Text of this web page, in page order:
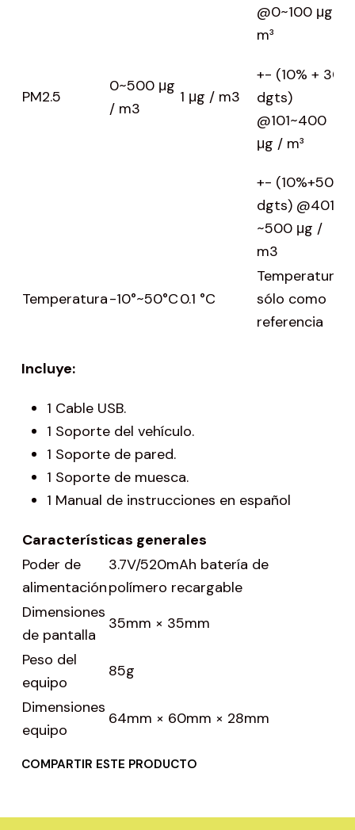
PM2.5
0~500 μg
/ m3
1 μg / m3
@0~100 μg /
m³
+- (10% + 30
dgts)
@101~400
μg / m³
+- (10%+50
dgts) @401
~500 μg /
m3
Temperatura-10°~50°C0.1 °C
Temperatura
sólo como
referencia
Incluye:
1 Cable USB.
1 Soporte del vehículo.
1 Soporte de pared.
1 Soporte de muesca.
1 Manual de instrucciones en español
Características generales
Poder de
alimentación
3.7V/520mAh batería de
polímero recargable
Dimensiones
de pantalla
35mm × 35mm
Peso del
equipo
85g
Dimensiones
equipo
64mm × 60mm × 28mm
COMPARTIR ESTE PRODUCTO